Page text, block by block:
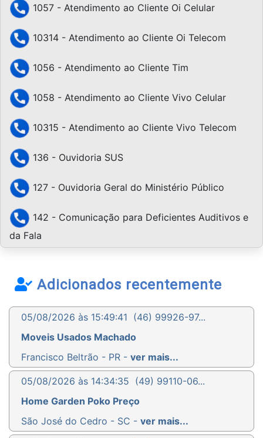
1057 - Atendimento ao Cliente Oi Celular
10314 - Atendimento ao Cliente Oi Telecom
1056 - Atendimento ao Cliente Tim
1058 - Atendimento ao Cliente Vivo Celular
10315 - Atendimento ao Cliente Vivo Telecom
136 - Ouvidoria SUS
127 - Ouvidoria Geral do Ministério Público
142 - Comunicação para Deficientes Auditivos e
da Fala
Adicionados recentemente
05/08/2026 às 15:49:41 (46) 99926-97...
Moveis Usados Machado
Francisco Beltrão - PR - ver mais...
05/08/2026 às 14:34:35 (49) 99110-06...
Home Garden Poko Preço
São José do Cedro - SC - ver mais...